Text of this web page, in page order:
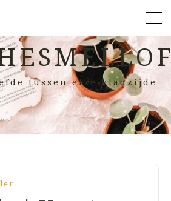
tussen elke bladzijde